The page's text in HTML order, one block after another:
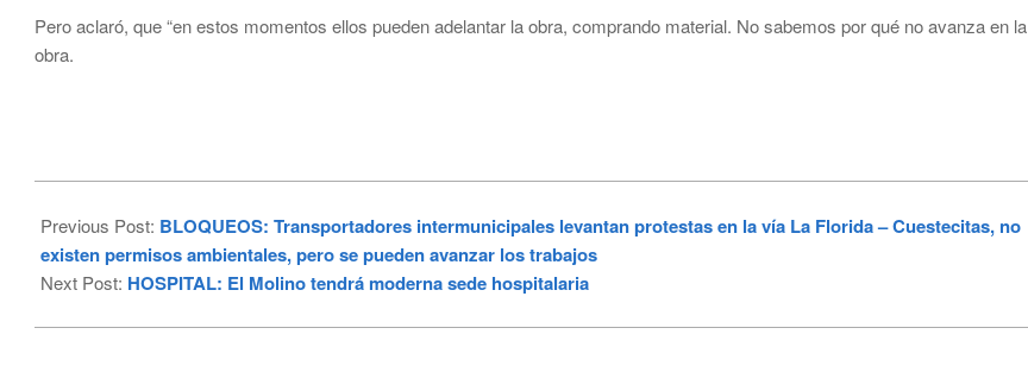
Pero aclaró, que “en estos momentos ellos pueden adelantar la obra, comprando material. No sabemos por qué no avanza en la
obra.
01-
11
Previous Post: BLOQUEOS: Transportadores intermunicipales levantan protestas en la vía La Florida – Cuestecitas, no
existen permisos ambientales, pero se pueden avanzar los trabajos
Next Post: HOSPITAL: El Molino tendrá moderna sede hospitalaria